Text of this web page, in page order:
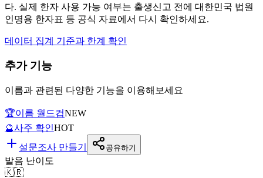
다. 실제 한자 사용 가능 여부는 출생신고 전에 대한민국 법원
인명용 한자표 등 공식 자료에서 다시 확인하세요.
데이터 집계 기준과 한계 확인
추가 기능
이름과 관련된 다양한 기능을 이용해보세요
🏆이름 월드컵NEW
🔮사주 확인HOT
설문조사 만들기
공유하기
발음 난이도
🇰🇷